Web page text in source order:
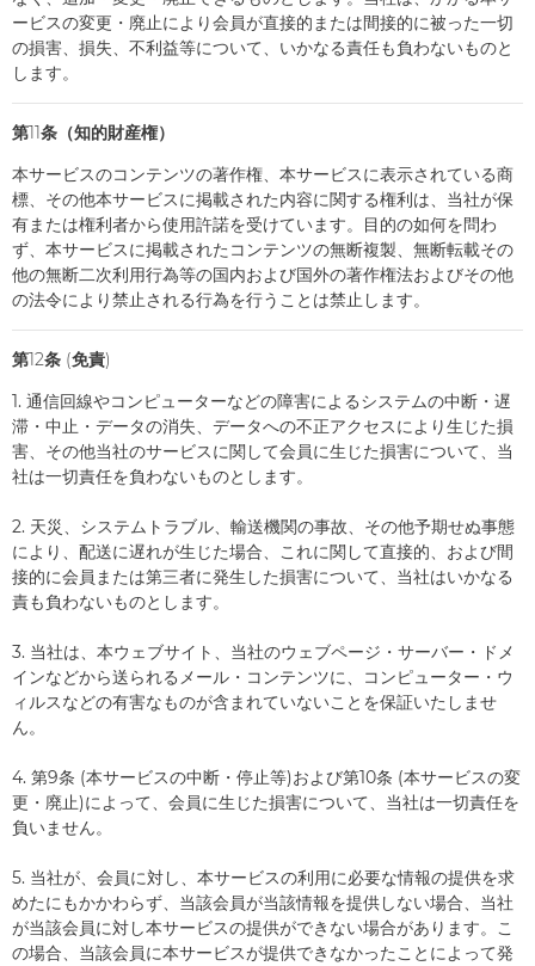
ービスの変更・廃止により会員が直接的または間接的に被った一切
の損害、損失、不利益等について、いかなる責任も負わないものと
します。
第11条（知的財産権）
本サービスのコンテンツの著作権、本サービスに表示されている商
標、その他本サービスに掲載された内容に関する権利は、当社が保
有または権利者から使用許諾を受けています。目的の如何を問わ
ず、本サービスに掲載されたコンテンツの無断複製、無断転載その
他の無断二次利用行為等の国内および国外の著作権法およびその他
の法令により禁止される行為を行うことは禁止します。
第12条 (免責)
1. 通信回線やコンピューターなどの障害によるシステムの中断・遅
滞・中止・データの消失、データへの不正アクセスにより生じた損
害、その他当社のサービスに関して会員に生じた損害について、当
社は一切責任を負わないものとします。
2. 天災、システムトラブル、輸送機関の事故、その他予期せぬ事態
により、配送に遅れが生じた場合、これに関して直接的、および間
接的に会員または第三者に発生した損害について、当社はいかなる
責も負わないものとします。
3. 当社は、本ウェブサイト、当社のウェブページ・サーバー・ドメ
インなどから送られるメール・コンテンツに、コンピューター・ウ
ィルスなどの有害なものが含まれていないことを保証いたしませ
ん。
4. 第9条 (本サービスの中断・停止等)および第10条 (本サービスの変
更・廃止)によって、会員に生じた損害について、当社は一切責任を
負いません。
5. 当社が、会員に対し、本サービスの利用に必要な情報の提供を求
めたにもかかわらず、当該会員が当該情報を提供しない場合、当社
が当該会員に対し本サービスの提供ができない場合があります。こ
の場合、当該会員に本サービスが提供できなかったことによって発